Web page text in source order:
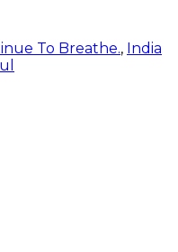
To Breathe., India